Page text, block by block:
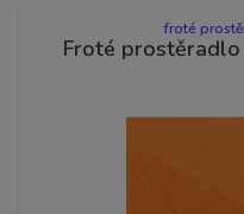
froté
Froté